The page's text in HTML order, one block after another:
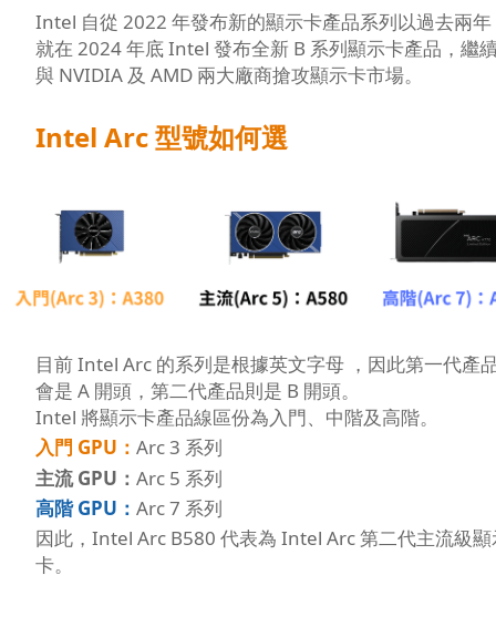
Intel 自從 2022 年發布新的顯示卡產品系列以過去兩年
就在 2024 年底 Intel 發布全新 B 系列顯示卡產品，繼
與 NVIDIA 及 AMD 兩大廠商搶攻顯示卡市場。
Intel Arc 型號如何選
目前 Intel Arc 的系列是根據英文字母 ，因此第一代產
會是 A 開頭，第二代產品則是 B 開頭。
Intel 將顯示卡產品線區份為入門、中階及高階。
入門 GPU： Arc 3 系列
主流 GPU： Arc 5 系列
高階 GPU： Arc 7 系列
因此，Intel Arc B580 代表為 Intel Arc 第二代主流級顯
卡。